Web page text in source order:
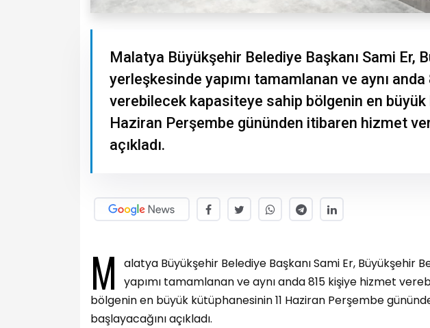
Malatya Büyükşehir Belediye Başkanı Sami Er,
yerleşkesinde yapımı tamamlanan ve aynı
verebilecek kapasiteye sahip bölgenin en
Haziran Perşembe gününden itibaren hizmet
açıkladı.
M
alatya Büyükşehir Belediye Başkanı Sami Er, Büyükşehir
yapımı tamamlanan ve aynı anda 815 kişiye hizmet
bölgenin en büyük kütüphanesinin 11 Haziran Perşembe
başlayacağını açıkladı.